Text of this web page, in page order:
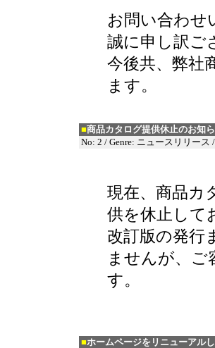
お問い合わせ
誠に申し訳ご
今後共、弊社
ます。
■商品カタログ提供休止のお知
No: 2 / Genre: ニュースリリース
現在、商品カ
供を休止して
改訂版の発行
ませんが、ご
す。
■ホームページをリニューアルし